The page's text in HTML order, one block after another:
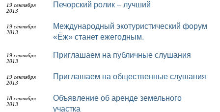
19 сентября
2013
Печорский ролик – лучший
19 сентября
2013
Международный экотуристический форум
«Ёж» станет ежегодным.
19 сентября
2013
Приглашаем на публичные слушания
19 сентября
2013
Приглашаем на общественные слушания
18 сентября
2013
Объявление об аренде земельного
участка